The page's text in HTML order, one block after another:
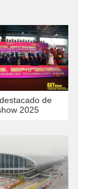
destacado de
2025